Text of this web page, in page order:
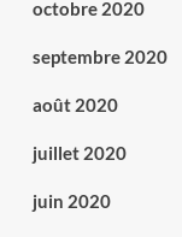
octobre 2020
septembre 2020
août 2020
juillet 2020
juin 2020